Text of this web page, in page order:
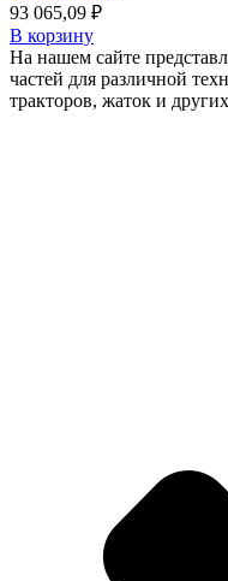
93 065,09 ₽
В корзину
На нашем сайте
частей для различной
тракторов, жаток и